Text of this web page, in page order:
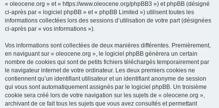
« oleocene.org » et « https://www.oleocene.org/phpBB3 ») et phpBB (désigné
ci-après par « logiciel phpBB » et « phpBB Limited ») utilisent toutes les
informations collectées lors des sessions d’utilisation de votre part (désignées
ci-après par « vos informations »).
Vos informations sont collectées de deux manières différentes. Premièrement,
en naviguant sur « oleocene.org », le logiciel phpBB génèrera un certain
nombre de cookies qui sont de petits fichiers téléchargés temporairement par
le navigateur internet de votre ordinateur. Les deux premiers cookies ne
contiennent qu’un identifiant utilisateur et un identifiant anonyme de session
qui vous sont automatiquement assignés par le logiciel phpBB. Un troisième
cookie sera créé lors de votre navigation sur les sujets de « oleocene.org »,
archivant de ce fait tous les sujets que vous avez consultés et permettant